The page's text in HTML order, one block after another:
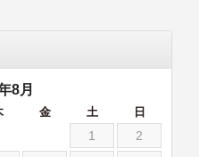
8月
金 土 日
1
2